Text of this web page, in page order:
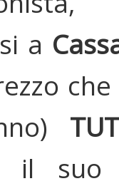
a
il suo